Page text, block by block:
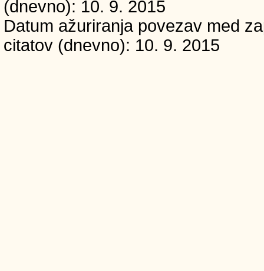
(dnevno): 10. 9. 2015
Datum ažuriranja povezav med
citatov (dnevno): 10. 9. 2015